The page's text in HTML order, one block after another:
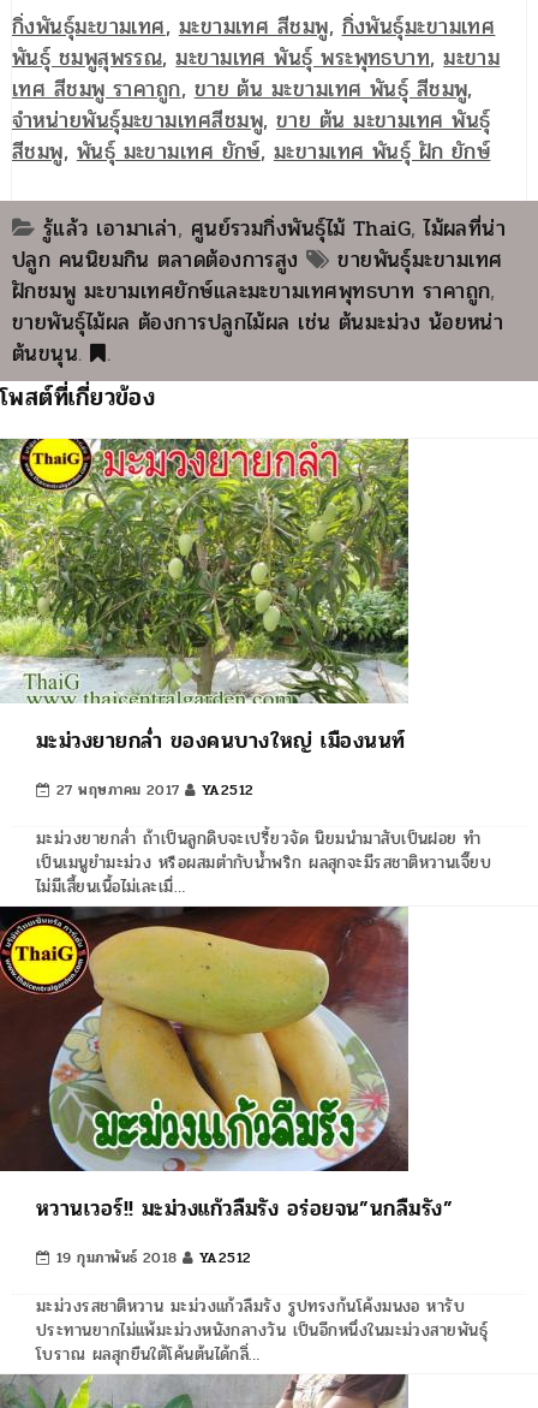
กิ่งพันธุ์มะขามเทศ,มะขามเทศ สีชมพู,กิ่งพันธุ์มะขามเทศ
พันธุ์ ชมพูสุพรรณ,มะขามเทศ พันธุ์ พระพุทธบาท,มะขาม
เทศ สีชมพู ราคาถูก,ขาย ต้น มะขามเทศ พันธุ์ สีชมพู,
จำหน่ายพันธุ์มะขามเทศสีชมพู, ขาย ต้น มะขามเทศ พันธุ์
สีชมพู,พันธุ์ มะขามเทศ ยักษ์,มะขามเทศ พันธุ์ ฝัก ยักษ์
รู้แล้ว เอามาเล่า, ศูนย์รวมกิ่งพันธุ์ไม้ ThaiG,ไม้ผลที่น่า
ปลูก คนนิยมกิน ตลาดต้องการสูง
ขายพันธุ์มะขามเทศ
ฝักชมพู มะขามเทศยักษ์และมะขามเทศพุทธบาท ราคาถูก,
ขายพันธุ์ไม้ผล ต้องการปลูกไม้ผล เช่น ต้นมะม่วง น้อยหน่า
ต้นขนุน. .
โพสต์ที่เกี่ยวข้อง
มะม่วงยายกล่ำ ของคนบางใหญ่ เมืองนนท์
27 พฤษภาคม 2017 YA2512
มะม่วงยายกล่ำ ถ้าเป็นลูกดิบจะเปรี้ยวจัด นิยมนำมาสับเป็นฝอย ทำ
เป็นเมนูยำมะม่วง หรือผสมตำกับน้ำพริก ผลสุกจะมีรสชาติหวานเจี๊ยบ
ไม่มีเสี้ยนเนื้อไม่เละเมื่…
หวานเวอร์!! มะม่วงแก้วลืมรัง อร่อยจน”นกลืมรัง”
19 กุมภาพันธ์ 2018 YA2512
มะม่วงรสชาติหวาน มะม่วงแก้วลืมรัง รูปทรงก้นโค้งมนงอ หารับ
ประทานยากไม่แพ้มะม่วงหนังกลางวัน เป็นอีกหนึ่งในมะม่วงสายพันธุ์
โบราณ ผลสุกยืนใต้โค้นต้นได้กลิ่…